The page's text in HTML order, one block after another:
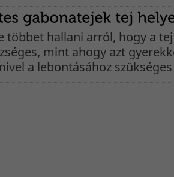
többet hallani arról, hogy a
mint ahogy azt
a lebontásához